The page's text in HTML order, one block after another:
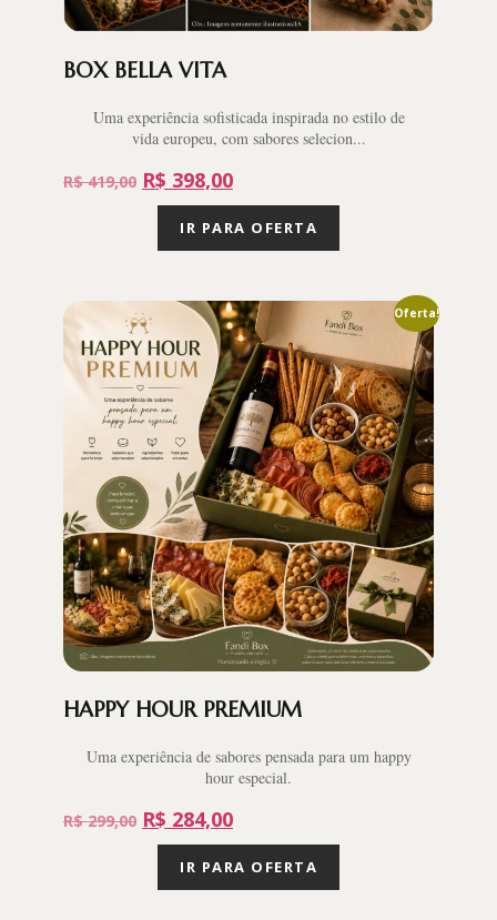
BOX BELLA VITA
Uma experiência sofisticada inspirada no estilo de
vida europeu, com sabores selecion...
R$419,00 R$ 398,00
IR PARA OFERTA
Oferta!
HAPPY HOUR PREMIUM
Uma experiência de sabores pensada para um happy
hour especial.
R$299,00 R$ 284,00
IR PARA OFERTA